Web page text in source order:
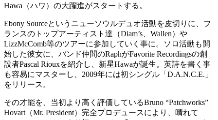
Hawa（ハワ）の大躍進がスタートする。
Ebony Sourceというニューソウルデュオ活動を皮切りに、フ
ランスのトップアーティスト達（Diam’s、Wallen）や
LizzMcComb等のツアーに参加していく事に。ソロ活動も開
始した彼女に、バンド仲間のRaphがFavorite Recordingsの創
設者Pascal Riouxを紹介し、新星Hawaが誕生。英詩を書く事
も容易にマスターし、2009年には初シングル「D.A.N.C.E.」
をリリース。
その才能を、当初より高く評価しているBruno “Patchworks”
Hovart（Mr. President）完全プロデュースにより、晴れて